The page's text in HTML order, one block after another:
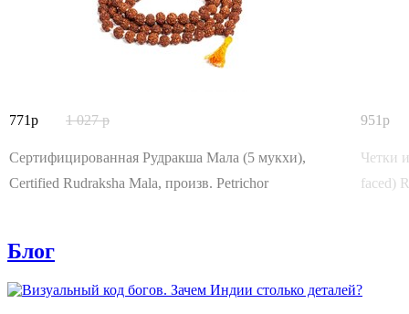
771 1 027
Сертифицированная Рудракша Мала (5 мукхи),
Certified Rudraksha Mala, произв. Petrichor
951
Четки
faced)
Блог